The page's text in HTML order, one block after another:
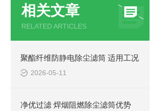
相关文章
RELATED ARTICLES
聚酯纤维防静电除尘滤筒 适用工况
2026-05-11
净优过滤 焊烟阻燃除尘滤筒优势